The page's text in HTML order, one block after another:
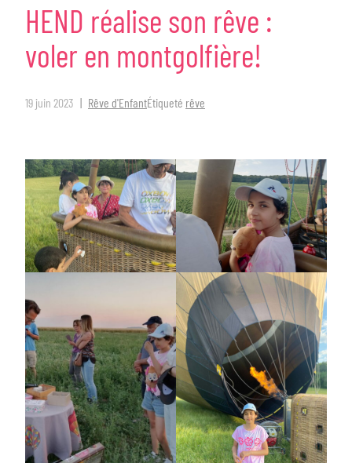
HEND réalise son rêve :
voler en montgolfière!
19 juin 2023 Rêve d'EnfantÉtiqueté rêve